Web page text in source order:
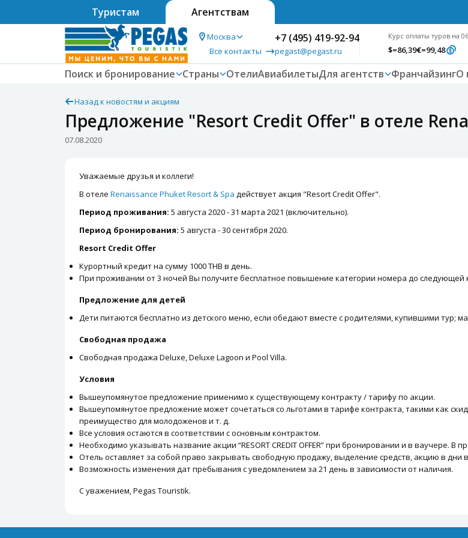
Туристам Агентствам
Москва
Все контакты
+7 (495) 419-92-94
pegast@pegast.ru
Курс оплаты туров на
$=86,39€=99,48
Поиск и бронирование Страны ОтелиАвиабилетыДля агентств ФранчайзингО
Назад к новостям и акциям
Предложение "Resort Credit Offer" в отеле
07.08.2020
Уважаемые друзья и коллеги!
В отеле Renaissance Phuket Resort & Spa действует акция "Resort Credit Offer".
Период проживания: 5 августа 2020 - 31 марта 2021 (включительно).
Период бронирования: 5 августа - 30 сентября 2020.
Resort Credit Offer
Курортный кредит на сумму 1000 THB в день.
При проживании от 3 ночей Вы получите бесплатное повышение категории номера до следующей
Предложение для детей
Дети питаются бесплатно из детского меню, если обедают вместе с родителями, купившими тур;
Свободная продажа
Свободная продажа Deluxe, Deluxe Lagoon и Pool Villa.
Условия
Вышеупомянутое предложение применимо к существующему контракту / тарифу по акции.
Вышеупомянутое предложение может сочетаться со льготами в тарифе контракта, такими как
преимущество для молодоженов и т. д.
Все условия остаются в соответствии с основным контрактом.
Необходимо указывать название акции “RESORT CREDIT OFFER” при бронировании и в ваучере.
Отель оставляет за собой право закрывать свободную продажу, выделение средств, акцию в дни
Возможность изменения дат пребывания с уведомлением за 21 день в зависимости от наличия.
С уважением, Pegas Touristik.